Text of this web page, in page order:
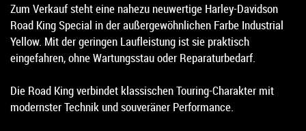
Zum Verkauf steht eine nahezu neuwertige Harley-Davidson
Road King Special in der außergewöhnlichen Farbe Industrial
Yellow. Mit der geringen Laufleistung ist sie praktisch
eingefahren, ohne Wartungsstau oder Reparaturbedarf.
Die Road King verbindet klassischen Touring-Charakter mit
modernster Technik und souveräner Performance.